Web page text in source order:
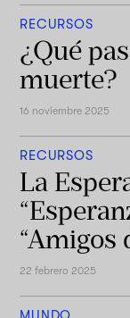
RECURSOS
¿Qué
muerte?
16 noviembre 2025
RECURSOS
La
“Amigos
22 febrero 2025